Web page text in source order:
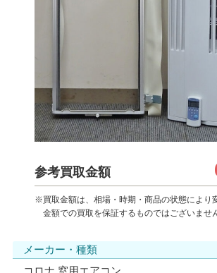
参考買取金額
※買取金額は、相場・時期・商品の状態により
金額での買取を保証するものではございませ
メーカー・種類
コロナ 窓用エアコン